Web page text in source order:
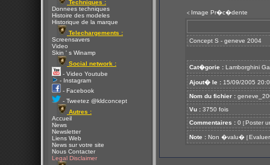
Techniques :
Donnees techniques
Histoire des modeles
Historique de la marque
Telechargements :
Screensavers
Video
Skin ' s Winamp
Social network :
- Video Youtube
- Instagram
- Facebook
- Tweetez @kldconcept
Autres :
Accueil
News
Newsletter
Liens Web
News sur votre site
Nous Contacter
Legal Disclaimer
< Image Pr�c�dente
Concept S - geneve 2004
Cat�gorie : Lamborghini
Ajout� le : 15/09/2005
Nom du fichier :
Vu : 3750 fois
Commentaires : 0 [ Poster
Note : Non �valu� [ Evaluer